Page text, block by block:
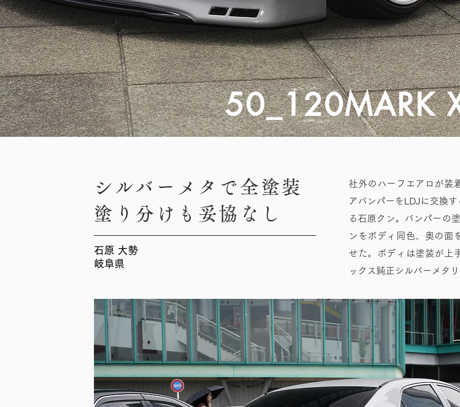
50_120MARK
シルバーメタで全塗装
塗り分けも妥協なし
石原 大勢
岐阜県
社外のハーフエアロが装
アバンパーをLDJに交換
る石原クン。バンパーの
ンをボディ同色、奥の面
せた。ボディは塗装が上
ックス純正シルバーメタ